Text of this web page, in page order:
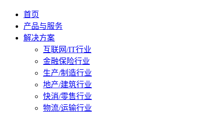
首页
产品与服务
解决方案
互联网/IT行业
金融保险行业
生产/制造行业
地产/建筑行业
快消/零售行业
物流/运输行业